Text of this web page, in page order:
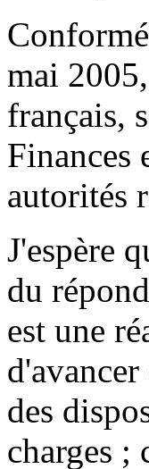
mai
français,
Finances
autorités
J'espère
du
est une
des
charges ;